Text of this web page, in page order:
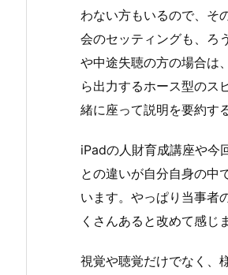
わない方もいるので、そ
会のセッティングも、ろ
や中途失聴の方の場合は
ら出力するホース型のス
緒に座って説明を要約す
iPadの人財育成講座や今
との違いが自分自身の中
います。やっぱり当事者
くさんあると改めて感じ
視覚や聴覚だけでなく、